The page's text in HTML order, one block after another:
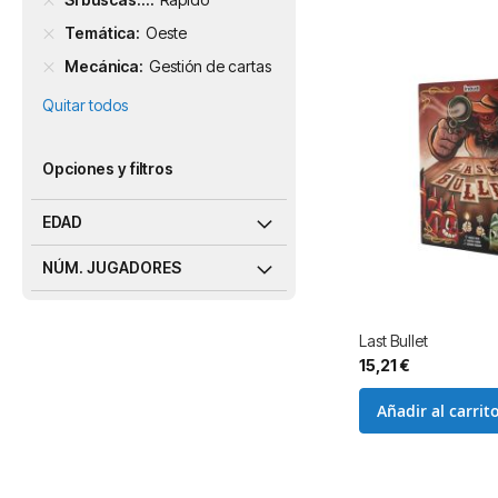
Last Bullet
15,21 €
Añadir al
Temática Oeste
Mecánica Gestión de cartas
Quitar todos
Opciones y filtros
EDAD
NÚM. JUGADORES